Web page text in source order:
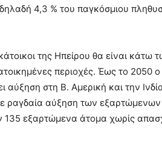
4,3 % του παγκόσμιου
της Ηπείρου θα είναι κάτω
περιοχές. Έως το 2050
αύξηση στη Β. Αμερική και την
ραγδαία αύξηση των
135 εξαρτώμενα άτομα χωρίς